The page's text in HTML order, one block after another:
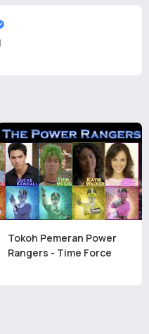
Tokoh Pemeran Power
Rangers - Time Force